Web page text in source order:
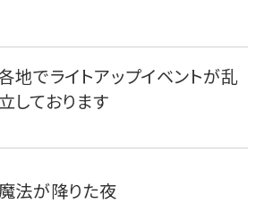
地でライトアップイベントが乱
立しております
魔法が降りた夜